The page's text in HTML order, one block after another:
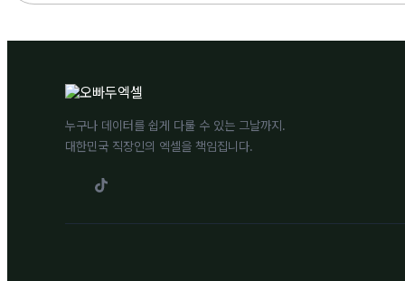
누구나 데이터를 쉽게 다룰 수 있는 그날까지.
대한민국 직장인의 엑셀을 책임집니다.